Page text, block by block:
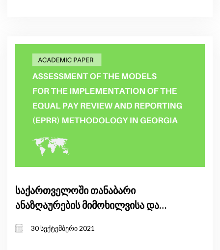
საქართველოში თანაბარი
ანაზღაურების მიმოხილვისა და
დანერგვის მოდელების შეფასება
30 სექტემბერი 2021